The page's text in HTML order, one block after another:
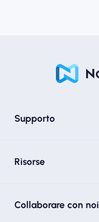
Supporto
Risorse
Collaborare con noi